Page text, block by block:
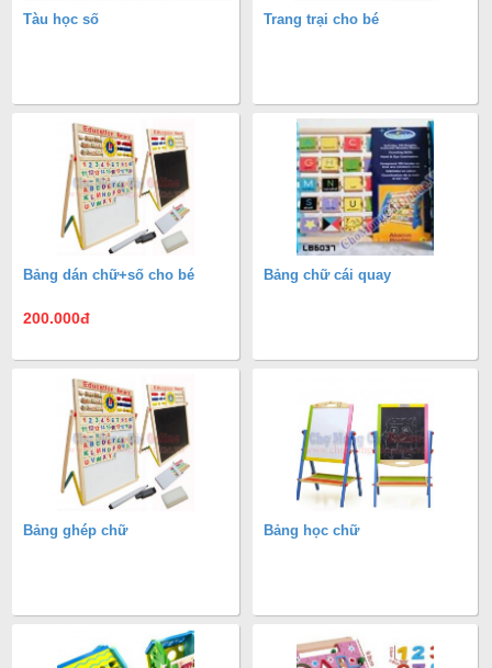
Tàu học số Trang trại cho bé
Bảng dán chữ+số cho bé
200.000đ
Bảng chữ cái quay
Bảng ghép chữ Bảng học chữ